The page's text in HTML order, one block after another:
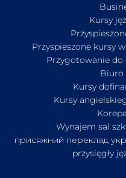
Kursy
Przyspieszone kursy
Przygotowanie do
Biuro
Kursy
Kursy
Wynajem sal
присяжний переклад
przysięgły